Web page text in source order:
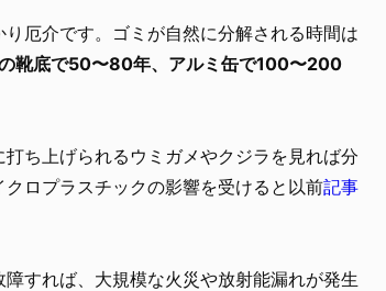
厄介です。ゴミが自然に分解される時間は
靴底で50〜80年、アルミ缶で100〜200
ち上げられるウミガメやクジラを見れば分
ロプラスチックの影響を受けると以前記事
すれば、大規模な火災や放射能漏れが発生